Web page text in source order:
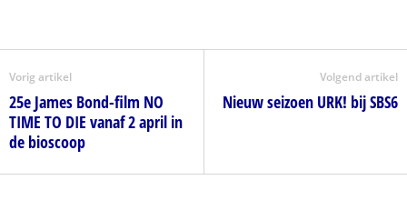
Vorig artikel
25e James Bond-film NO
TIME TO DIE vanaf 2 april in
de bioscoop
Volgend artikel
Nieuw seizoen URK! bij SBS6